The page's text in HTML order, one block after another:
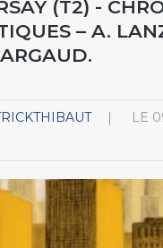
(T2) -
– A.
LE